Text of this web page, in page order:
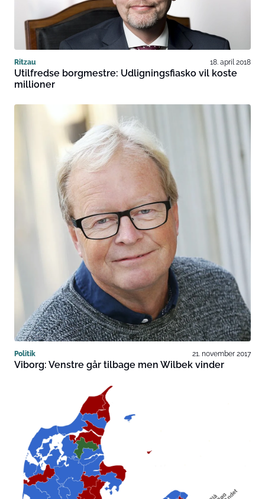
Ritzau 18. april 2018
Utilfredse borgmestre: Udligningsfiasko vil koste
millioner
Politik 21. november 2017
Viborg: Venstre går tilbage men Wilbek vinder